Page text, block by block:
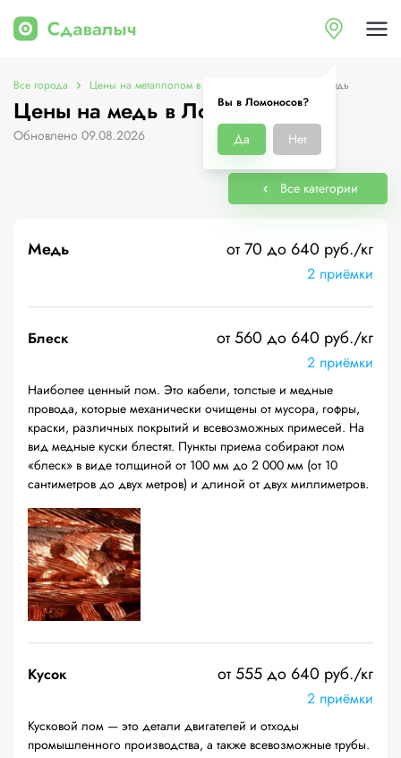
Вы в Ломоносов?
Да Нет
Все города Цены на металлолом в Ломоносов Цены на медь
Цены на медь в Ломоносов
Обновлено 09.08.2026
Все категории
Медь от 70 до 640 руб./кг
2 приёмки
Блеск от 560 до 640 руб./кг
2 приёмки
Наиболее ценный лом. Это кабели, толстые и медные
провода, которые механически очищены от мусора, гофры,
краски, различных покрытий и всевозможных примесей. На
вид медные куски блестят. Пункты приема собирают лом
«блеск» в виде толщиной от 100 мм до 2 000 мм (от 10
сантиметров до двух метров) и длиной от двух миллиметров.
Кусок от 555 до 640 руб./кг
2 приёмки
Кусковой лом — это детали двигателей и отходы
промышленного производства, а также всевозможные трубы.